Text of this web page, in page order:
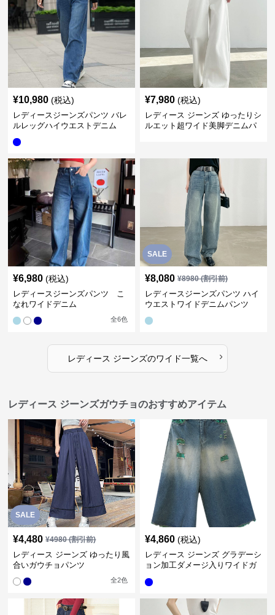
¥10,980 (税込)
レディースジーンズパンツ バレ
ルレッグハイウエストデニム
¥7,980 (税込)
レディース ジーンズ ゆったりシ
ルエット超ワイド美脚デニムパ
¥6,980 (税込)
レディースジーンズパンツ こ
なれワイドデニム
全6色
SALE
¥8,080 ¥8980(割引前)
レディースジーンズパンツ ハイ
ウエストワイドデニムパンツ
レディース ジーンズのワイド一覧へ ›
レディース ジーンズガウチョのおすすめアイテム
SALE
¥4,480 ¥4980(割引前)
レディース ジーンズ ゆったり風
合いガウチョパンツ
全2色
¥4,860 (税込)
レディース ジーンズ グラデーシ
ョン加工ダメージ入りワイドガ